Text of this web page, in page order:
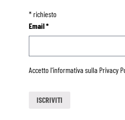
*richiesto
Email*
Accetto l'informativa sulla Privacy